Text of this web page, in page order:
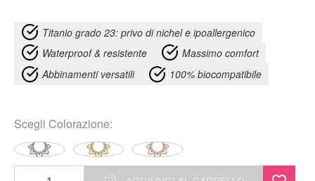
Titanio grado 23: privo di nichel e ipoallergenico
Waterproof & resistente
Massimo comfort
Abbinamenti versatili
100% biocompatibile
Scegli Colorazione: